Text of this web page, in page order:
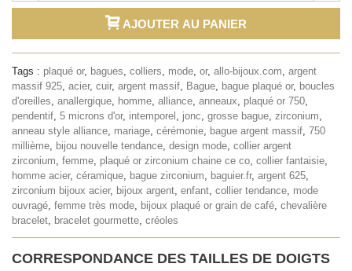
AJOUTER AU PANIER
Tags : plaqué or, bagues, colliers, mode, or, allo-bijoux.com, argent
massif 925, acier, cuir, argent massif, Bague, bague plaqué or, boucles
d'oreilles, anallergique, homme, alliance, anneaux, plaqué or 750,
pendentif, 5 microns d'or, intemporel , jonc, grosse bague, zirconium,
anneau style alliance, mariage, cérémonie, bague argent massif, 750
millième, bijou nouvelle tendance, design mode, collier argent
zirconium, femme, plaqué or zirconium chaine ce co, collier fantaisie,
homme acier, céramique, bague zirconium, baguier.fr, argent 625,
zirconium bijoux acier, bijoux argent, enfant, collier tendance, mode
ouvragé, femme très mode, bijoux plaqué or grain de café, chevalière
bracelet, bracelet gourmette, créoles
CORRESPONDANCE DES TAILLES DE DOIGTS